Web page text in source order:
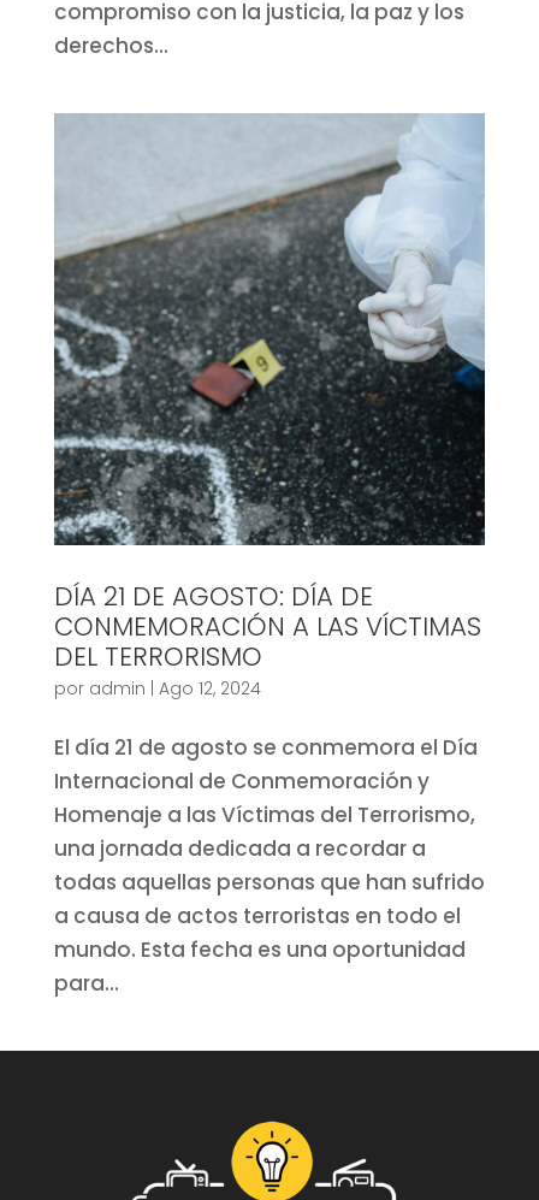
compromiso con la justicia, la paz y los
derechos...
DÍA 21 DE AGOSTO: DÍA DE
CONMEMORACIÓN A LAS VÍCTIMAS
DEL TERRORISMO
por admin | Ago 12, 2024
El día 21 de agosto se conmemora el Día
Internacional de Conmemoración y
Homenaje a las Víctimas del Terrorismo,
una jornada dedicada a recordar a
todas aquellas personas que han sufrido
a causa de actos terroristas en todo el
mundo. Esta fecha es una oportunidad
para...